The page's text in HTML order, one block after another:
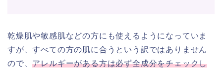
乾燥肌や敏感肌などの方にも使えるようになっていま
すが、すべての方の肌に合うという訳ではありません
ので、アレルギーがある方は必ず全成分をチェックし